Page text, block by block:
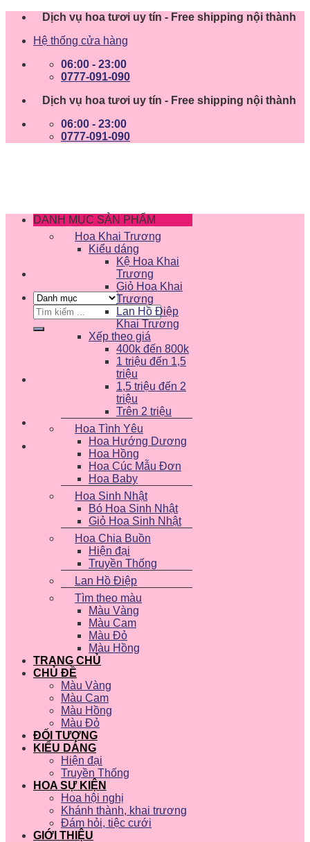
Skip
content
Dịch vụ hoa tươi uy tín - Free shipping nội thành
Hệ thống cửa hàng
06:00 - 23:00
0777-091-090
Dịch vụ hoa tươi uy tín - Free shipping nội thành
06:00 - 23:00
0777-091-090
Tìm
kiếm:
DANH MỤC SẢN PHẨM
Hoa Khai Trương
Kiểu dáng
Kệ Hoa Khai
Trương
Giỏ Hoa Khai
Trương
Lan Hồ Điệp
Khai Trương
Xếp theo giá
400k đến 800k
1 triệu đến 1,5
triệu
1,5 triệu đến 2
triệu
Trên 2 triệu
Hoa Tình Yêu
Hoa Hướng Dương
Hoa Hồng
Hoa Cúc Mẫu Đơn
Hoa Baby
Hoa Sinh Nhật
Bó Hoa Sinh Nhật
Giỏ Hoa Sinh Nhật
Hoa Chia Buồn
Hiện đại
Truyền Thống
Lan Hồ Điệp
Tìm theo màu
Màu Vàng
Màu Cam
Màu Đỏ
Màu Hồng
TRANG CHỦ
CHỦ ĐỀ
Màu Vàng
Màu Cam
Màu Hồng
Màu Đỏ
ĐỐI TƯỢNG
KIỂU DÁNG
Hiện đại
Truyền Thống
HOA SỰ KIỆN
Hoa hội nghị
Khánh thành, khai trương
Đám hỏi, tiệc cưới
GIỚI THIỆU